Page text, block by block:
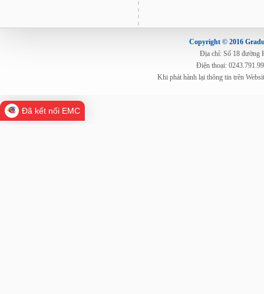
Copyright © 2016
Địa chỉ: Số 18 đường
Điện thoại:
Khi phát hành lại thông tin trên
Đã kết nối EMC